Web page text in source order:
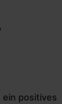
ein positives